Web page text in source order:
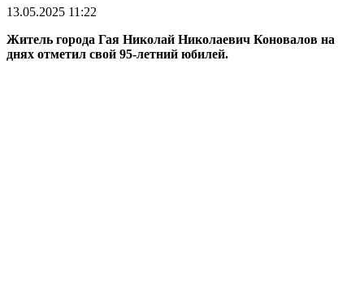
13.05.2025 11:22
Житель города Гая Николай Николаевич Коновалов на
днях отметил свой 95-летний юбилей.